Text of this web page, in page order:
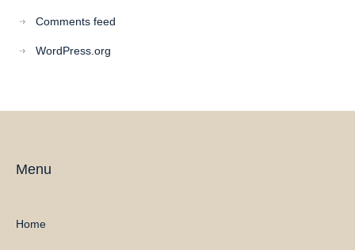
Comments feed
WordPress.org
Menu
Home